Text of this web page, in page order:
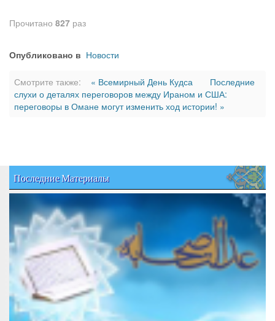
Прочитано 827 раз
Опубликовано в Новости
Смотрите также: « Всемирный День Кудса
Последние
слухи о деталях переговоров между Ираном и США:
переговоры в Омане могут изменить ход истории! »
Последние Материалы